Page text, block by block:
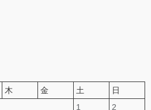
木 金 土
日
1
2